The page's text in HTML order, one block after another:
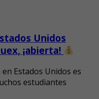
Unidos
¡abierta!
Estados Unidos es
estudiantes